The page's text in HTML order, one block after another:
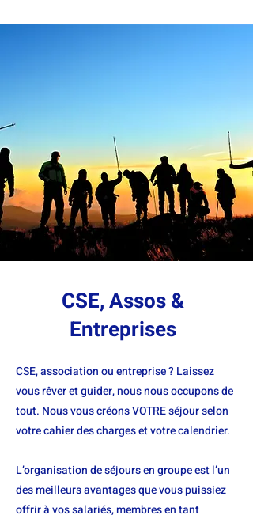
CSE, Assos &
Entreprises
CSE, association ou entreprise ? Laissez
vous rêver et guider, nous nous occupons de
tout. Nous vous créons VOTRE séjour selon
votre cahier des charges et votre calendrier.
L’organisation de séjours en groupe est l’un
des meilleurs avantages que vous puissiez
offrir à vos salariés, membres en tant